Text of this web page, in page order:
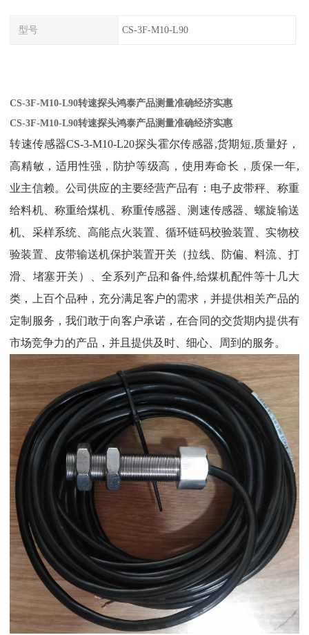
型号 CS-3F-M10-L90
CS-3F-M10-L90转速探头鸿泰产品测量准确经济实惠
CS-3F-M10-L90转速探头鸿泰产品测量准确经济实惠
转速传感器CS-3-M10-L20探头霍尔传感器,货期短,质量好，
高精敏，适用性强，防护等级高，使用寿命长，质保一年,
业主信赖。公司供应的主要经营产品有：电子皮带秤、称重
给料机、称重给煤机、称重传感器、测速传感器、螺旋输送
机、采样系统、高能点火装置、循环链码校验装置、实物校
验装置、皮带输送机保护装置开关（拉线、防偏、料流、打
滑、堵塞开关）、全系列产品和备件,给煤机配件等十几大
类，上百个品种，充分满足客户的需求，并提供相关产品的
定制服务，我们敢于向客户承诺，在合同的交货期内提供有
市场竞争力的产品，并且提供及时、细心、周到的服务。